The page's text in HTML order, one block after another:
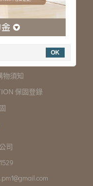
9:00~下午6:00
物須知
保固登錄
司
OK